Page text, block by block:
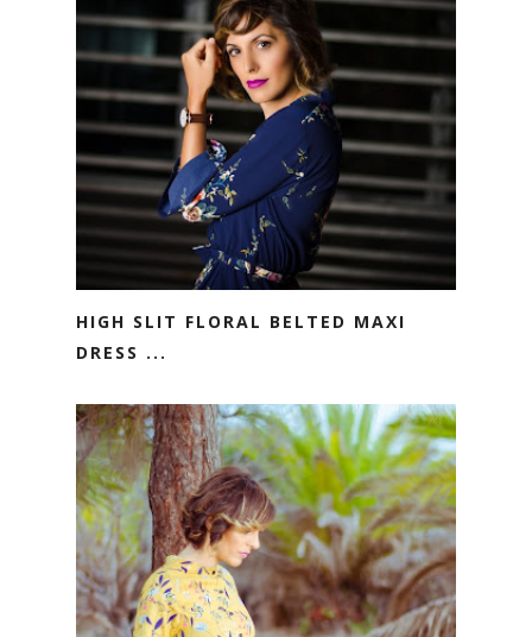
HIGH SLIT FLORAL BELTED MAXI
DRESS ...